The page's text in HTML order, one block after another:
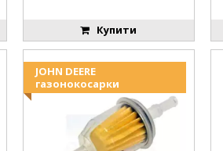
Купити
JOHN DEERE
газонокосарки